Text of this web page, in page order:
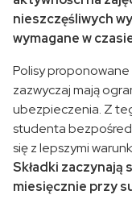
nieszczęśliwych
wymagane w
Polisy
zazwyczaj mają
ubezpieczenia. Z
studenta
się z lepszymi
Składki zaczynają
miesięcznie przy